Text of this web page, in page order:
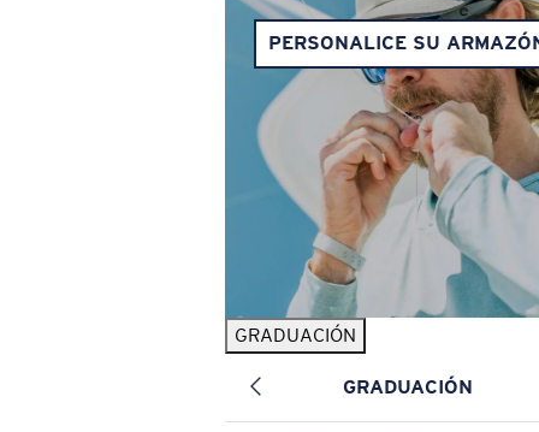
PERSONALICE SU
GRADUACIÓN
GRADUACIÓN